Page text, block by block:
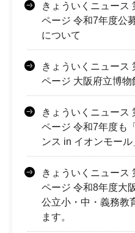
きょういくニュース
ページ 令和7年度公
について
きょういくニュース
ページ 大阪府立博物
きょういくニュース
ページ 令和7年度も
ンス in イオンモール
きょういくニュース
ページ 令和8年度大
公立小・中・義務教
ます。